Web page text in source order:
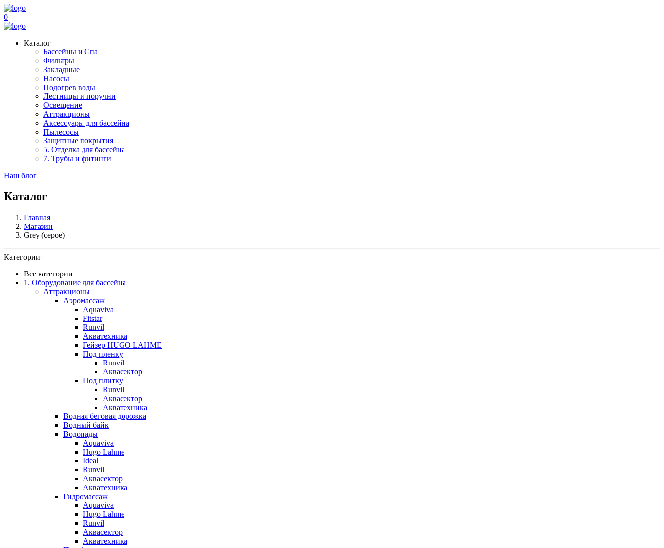
0
Каталог
Бассейны и Спа
Фильтры
Закладные
Насосы
Подогрев воды
Лестницы и поручни
Освещение
Аттракционы
Аксессуары для бассейна
Пылесосы
Защитные покрытия
5. Отделка для бассейна
7. Трубы и фитинги
Наш блог
Каталог
Главная
Магазин
Grey (серое)
Категории:
Все категории
1. Оборудование для бассейна
Аттракционы
Аэромассаж
Aquaviva
Fitstar
Runvil
Акватехника
Гейзер HUGO LAHME
Под пленку
Runvil
Аквасектор
Под плитку
Runvil
Аквасектор
Акватехника
Водная беговая дорожка
Водный байк
Водопады
Aquaviva
Hugo Lahme
Ideal
Runvil
Аквасектор
Акватехника
Гидромассаж
Aquaviva
Hugo Lahme
Runvil
Аквасектор
Акватехника